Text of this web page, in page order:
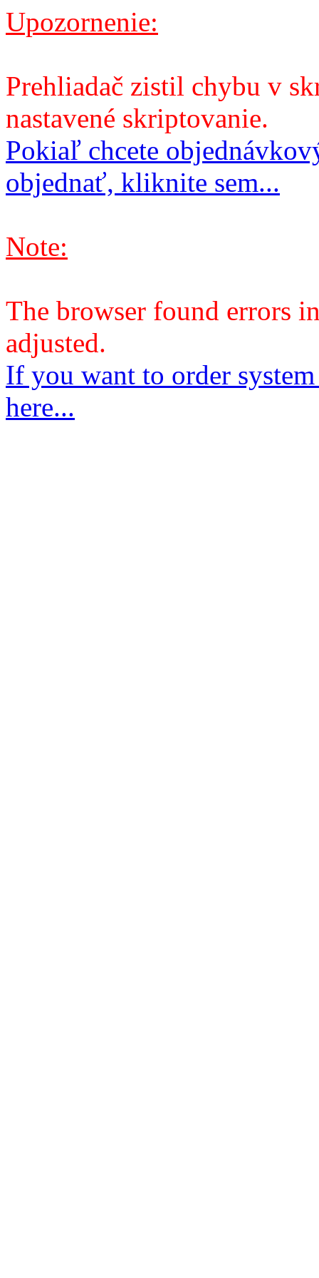
Upozornenie:
Prehliadač zistil chybu v
nastavené skriptovanie.
Pokiaľ chcete
objednať, kliknite sem...
Note:
The browser found errors
adjusted.
If you want to order
here...